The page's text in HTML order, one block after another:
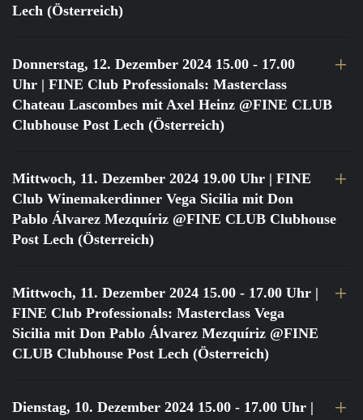
Lech (Österreich)
Donnerstag, 12. Dezember 2024 15.00 - 17.00
Uhr | FINE Club Professionals: Masterclass
Chateau Lascombes mit Axel Heinz @FINE CLUB
Clubhouse Post Lech (Österreich)
Mittwoch, 11. Dezember 2024 19.00 Uhr | FINE
Club Winemakerdinner Vega Sicilia mit Don
Pablo Álvarez Mezquíriz @FINE CLUB Clubhouse
Post Lech (Österreich)
Mittwoch, 11. Dezember 2024 15.00 - 17.00 Uhr |
FINE Club Professionals: Masterclass Vega
Sicilia mit Don Pablo Álvarez Mezquíriz @FINE
CLUB Clubhouse Post Lech (Österreich)
Dienstag, 10. Dezember 2024 15.00 - 17.00 Uhr |